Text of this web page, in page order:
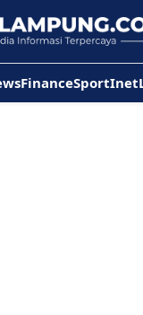
FinanceSportInet